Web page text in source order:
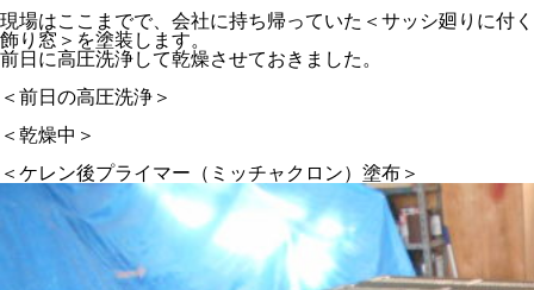
現場はここまでで、会社に持ち帰っていた＜サッシ廻りに付く
飾り窓＞を塗装します。
前日に高圧洗浄して乾燥させておきました。
＜前日の高圧洗浄＞
＜乾燥中＞
＜ケレン後プライマー（ミッチャクロン）塗布＞